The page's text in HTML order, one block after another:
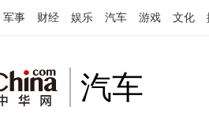
军事 财经 娱乐 汽车 游戏 文化
汽车